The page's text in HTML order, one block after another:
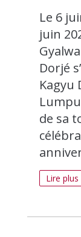
Le 6
juin
Dorjé
Kagyu
de sa
Lire plus